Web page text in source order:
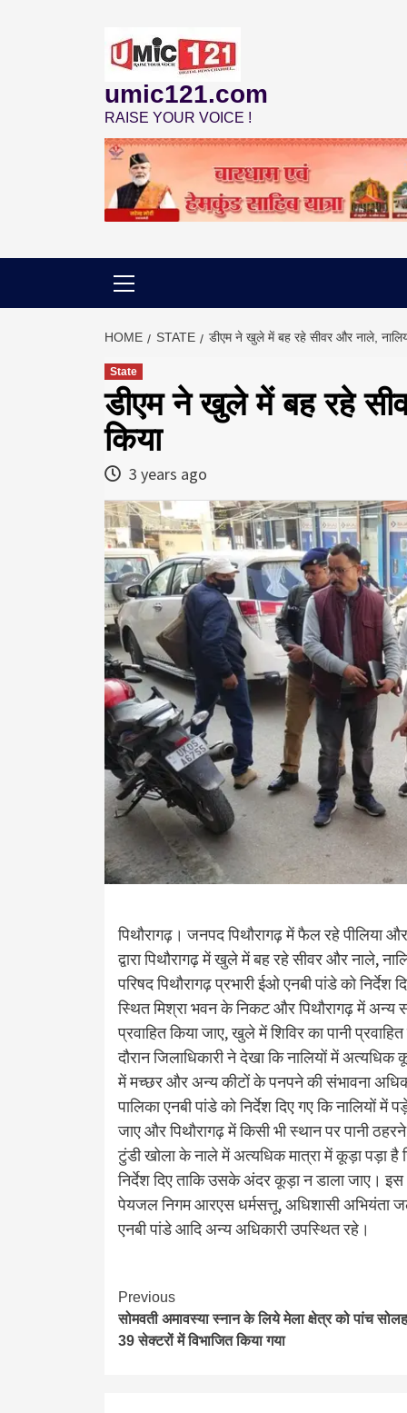
umic121.com
RAISE YOUR VOICE !
HOME STATE डीएम ने खुले में बह रहे सीवर और नाले,
State
डीएम ने खुले में बह रहे
किया
3 years ago
पिथौरागढ़। जनपद पिथौरागढ़ में फैल रहे पीलिया
द्वारा पिथौरागढ़ में खुले में बह रहे सीवर और नाले,
परिषद पिथौरागढ़ प्रभारी ईओ एनबी पांडे को निर्देश
स्थित मिश्रा भवन के निकट और पिथौरागढ़ में अन्य
प्रवाहित किया जाए, खुले में शिविर का पानी
दौरान जिलाधिकारी ने देखा कि नालियों में
में मच्छर और अन्य कीटों के पनपने की संभावना अधिक
पालिका एनबी पांडे को निर्देश दिए गए कि
जाए और पिथौरागढ़ में किसी भी स्थान पर पानी
टुंडी खोला के नाले में अत्यधिक मात्रा में कूड़ा
निर्देश दिए ताकि उसके अंदर कूड़ा न डाला जाए।
पेयजल निगम आरएस धर्मसत्तू, अधिशासी अभियंता
एनबी पांडे आदि अन्य अधिकारी उपस्थित रहे।
Continue
Reading
Previous
सोमवती अमावस्या स्नान के लिये मेला क्षेत्र को पांच
39 सेक्टरों में विभाजित किया गया